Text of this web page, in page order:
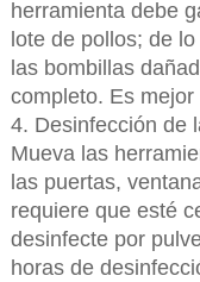
herramienta debe
lote de pollos; de
las bombillas
completo. Es
4. Desinfección de
Mueva las
las puertas,
requiere que esté
desinfecte por
horas de